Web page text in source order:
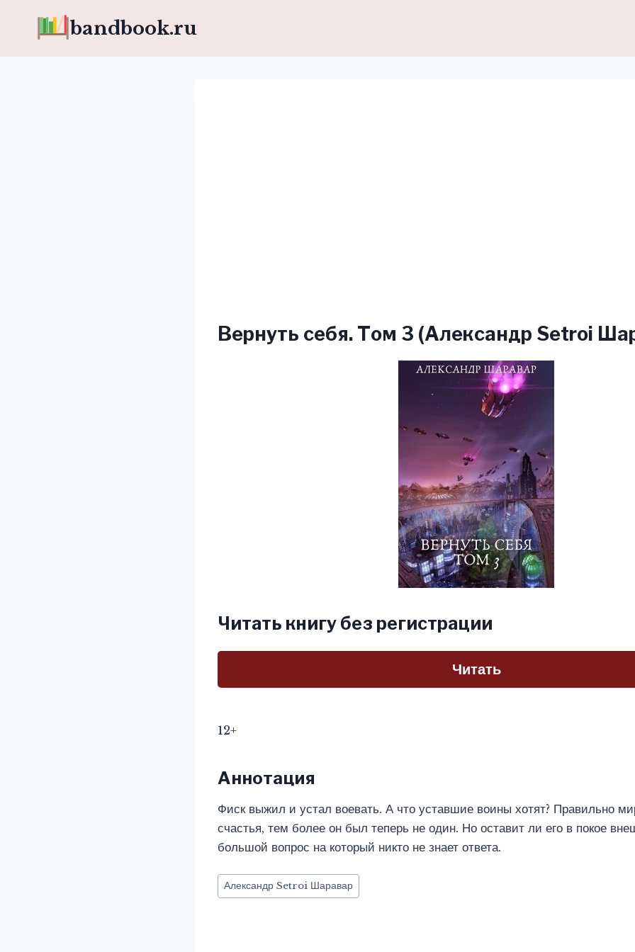
bandbook.ru
Вернуть себя. Том 3 (Александр Setroi
Читать книгу без регистрации
Читать
12+
Аннотация
Фиск выжил и устал воевать. А что уставшие воины хотят? Правильно
счастья, тем более он был теперь не один. Но оставит ли его в покое
большой вопрос на который никто не знает ответа.
Метки
записи:
Александр Setroi Шаравар